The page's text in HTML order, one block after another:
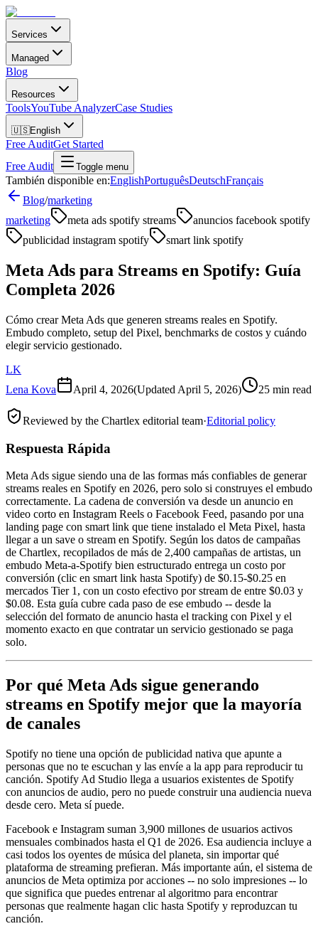
Services
Managed
Blog
Resources
ToolsYouTube AnalyzerCase Studies
🇺🇸English
Free AuditGet Started
Free Audit
Toggle menu
También disponible en:EnglishPortuguêsDeutschFrançais
Blog/marketing
marketing
meta ads spotify streams
anuncios facebook spotify
publicidad instagram spotify
smart link spotify
Meta Ads para Streams en Spotify: Guía
Completa 2026
Cómo crear Meta Ads que generen streams reales en Spotify.
Embudo completo, setup del Pixel, benchmarks de costos y cuándo
elegir servicio gestionado.
LK
Lena Kova
April 4, 2026(Updated April 5, 2026) 25 min read
Reviewed by the Chartlex editorial team·Editorial policy
Respuesta Rápida
Meta Ads sigue siendo una de las formas más confiables de generar
streams reales en Spotify en 2026, pero solo si construyes el embudo
correctamente. La cadena de conversión va desde un anuncio en
video corto en Instagram Reels o Facebook Feed, pasando por una
landing page con smart link que tiene instalado el Meta Pixel, hasta
llegar a un save o stream en Spotify. Según los datos de campañas
de Chartlex, recopilados de más de 2,400 campañas de artistas, un
embudo Meta-a-Spotify bien estructurado entrega un costo por
conversión (clic en smart link hasta Spotify) de $0.15-$0.25 en
mercados Tier 1, con un costo efectivo por stream de entre $0.03 y
$0.08. Esta guía cubre cada paso de ese embudo -- desde la
selección del formato de anuncio hasta el tracking con Pixel y el
momento exacto en que contratar un servicio gestionado se paga
solo.
Por qué Meta Ads sigue generando
streams en Spotify mejor que la mayoría
de canales
Spotify no tiene una opción de publicidad nativa que apunte a
personas que no te escuchan y las envíe a la app para reproducir tu
canción. Spotify Ad Studio llega a usuarios existentes de Spotify
con anuncios de audio, pero no puede construir una audiencia nueva
desde cero. Meta sí puede.
Facebook e Instagram suman 3,900 millones de usuarios activos
mensuales combinados hasta el Q1 de 2026. Esa audiencia incluye a
casi todos los oyentes de música del planeta, sin importar qué
plataforma de streaming prefieran. Más importante aún, el sistema de
anuncios de Meta optimiza por acciones -- no solo impresiones -- lo
que significa que puedes entrenar al algoritmo para encontrar
personas que realmente hagan clic hasta Spotify y reproduzcan tu
canción.